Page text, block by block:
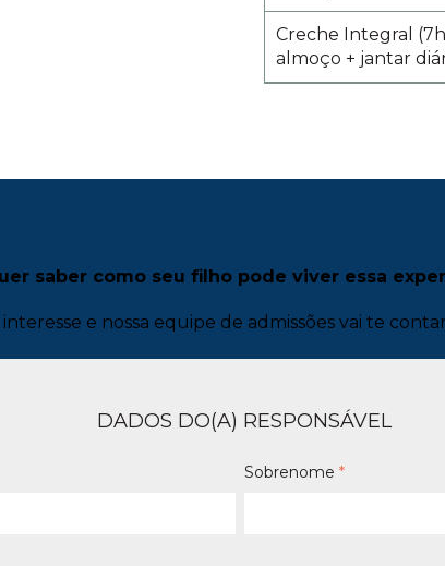
Creche Integral
almoço + jantar
saber como seu filho pode viver essa
e nossa equipe de admissões vai te
DADOS DO(A) RESPONSÁVEL
Sobrenome *